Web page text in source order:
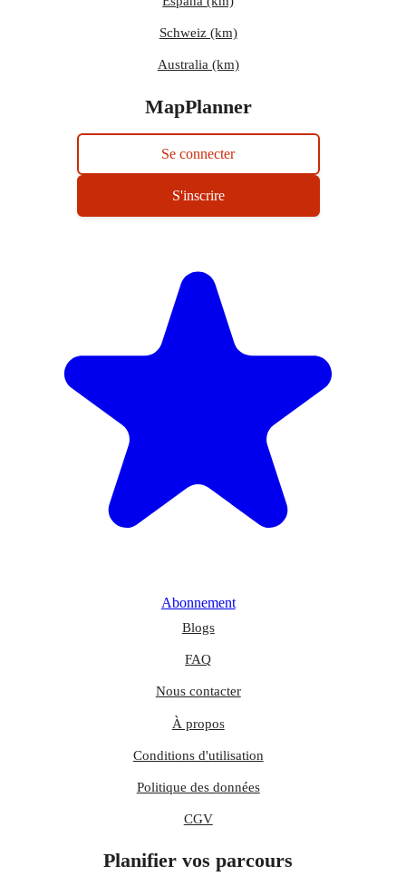
Schweiz (km)
Australia (km)
MapPlanner
Se connecter
S'inscrire
Abonnement
Blogs
FAQ
Nous contacter
À propos
Conditions d'utilisation
Politique des données
CGV
Planifier vos parcours